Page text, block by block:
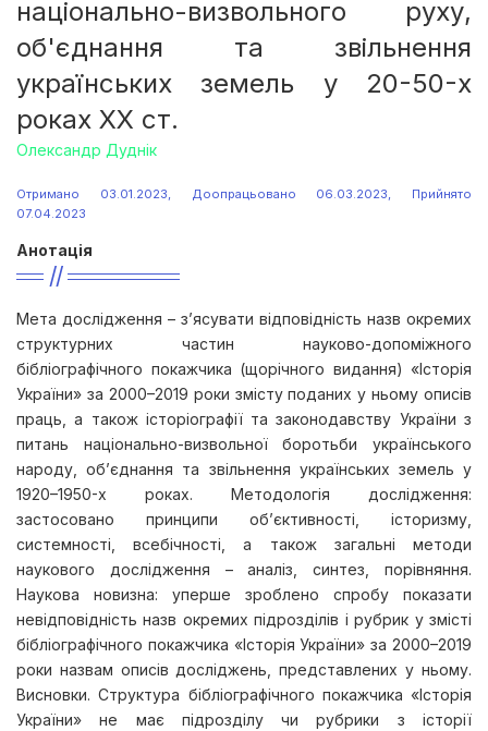
національно-визвольного руху,
об'єднання та звільнення
українських земель у 20-50-х
роках ХХ ст.
Олександр Дуднік
Отримано 03.01.2023, Доопрацьовано 06.03.2023, Прийнято
07.04.2023
Анотація
Мета дослідження – з’ясувати відповідність назв окремих
структурних частин науково-допоміжного
бібліографічного покажчика (щорічного видання) «Історія
України» за 2000–2019 роки змісту поданих у ньому описів
праць, а також історіографії та законодавству України з
питань національно-визвольної боротьби українського
народу, об’єднання та звільнення українських земель у
1920–1950-х роках. Методологія дослідження:
застосовано принципи об’єктивності, історизму,
системності, всебічності, а також загальні методи
наукового дослідження – аналіз, синтез, порівняння.
Наукова новизна: уперше зроблено спробу показати
невідповідність назв окремих підрозділів і рубрик у змісті
бібліографічного покажчика «Історія України» за 2000–2019
роки назвам описів досліджень, представлених у ньому.
Висновки. Структура бібліографічного покажчика «Історія
України» не має підрозділу чи рубрики з історії